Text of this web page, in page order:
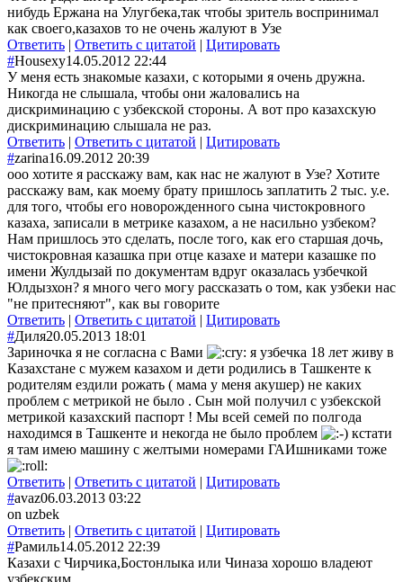
нибудь Ержана на Улугбека,так чтобы зритель воспринимал
как своего,казахов то не очень жалуют в Узе
Ответить | Ответить с цитатой | Цитировать
#Housexy14.05.2012 22:44
У меня есть знакомые казахи, с которыми я очень дружна.
Никогда не слышала, чтобы они жаловались на
дискриминацию с узбекской стороны. А вот про казахскую
дискриминацию слышала не раз.
Ответить | Ответить с цитатой | Цитировать
#zarina16.09.2012 20:39
ооо хотите я расскажу вам, как нас не жалуют в Узе? Хотите
расскажу вам, как моему брату пришлось заплатить 2 тыс. у.е.
для того, чтобы его новорожденного сына чистокровного
казаха, записали в метрике казахом, а не насильно узбеком?
Нам пришлось это сделать, после того, как его старшая дочь,
чистокровная казашка при отце казахе и матери казашке по
имени Жулдызай по документам вдруг оказалась узбечкой
Юлдызхон? я много чего могу рассказать о том, как узбеки нас
"не притесняют", как вы говорите
Ответить | Ответить с цитатой | Цитировать
#Диля20.05.2013 18:01
Зариночка я не согласна с Вами
я узбечка 18 лет живу в
Казахстане с мужем казахом и дети родились в Ташкенте к
родителям ездили рожать ( мама у меня акушер) не каких
проблем с метрикой не было . Сын мой получил с узбекской
метрикой казахский паспорт ! Мы всей семей по полгода
находимся в Ташкенте и некогда не было проблем
кстати
я там имею машину с желтыми номерами ГАИшниками тоже
Ответить | Ответить с цитатой | Цитировать
#avaz06.03.2013 03:22
on uzbek
Ответить | Ответить с цитатой | Цитировать
#Рамиль14.05.2012 22:39
Казахи с Чирчика,Бостонлыка или Чиназа хорошо владеют
узбекским